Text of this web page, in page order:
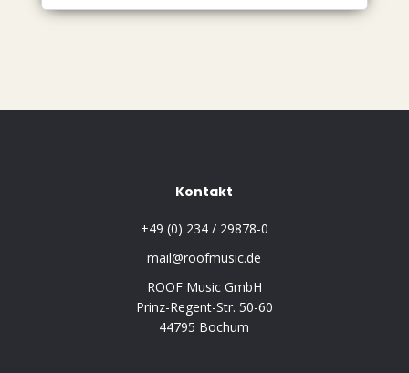
Kontakt
+49 (0) 234 / 29878-0
mail@roofmusic.de
ROOF Music GmbH
Prinz-Regent-Str. 50-60
44795 Bochum